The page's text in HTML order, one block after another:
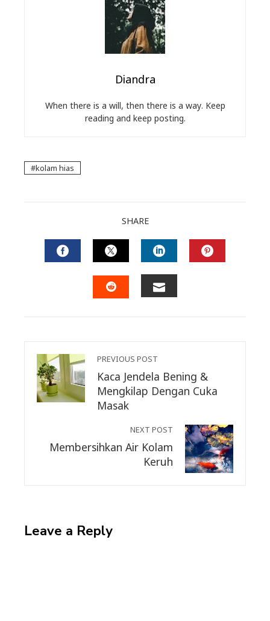
Diandra
When there is a will, then there is a way. Keep
reading and keep posting.
kolam hias
SHARE
FACEBOOKTWITTERLINKEDIN
PREVIOUS POST
Kaca Jendela Bening &
Mengkilap Dengan Cuka
Masak
NEXT POST
Membersihkan Air Kolam
Keruh
Leave a Reply